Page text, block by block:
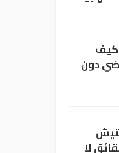
كيف
دون
لا